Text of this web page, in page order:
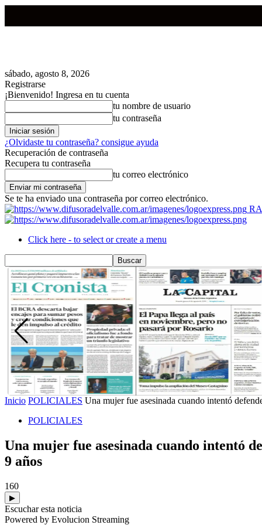
sábado, agosto 8, 2026
Registrarse
¡Bienvenido! Ingresa en tu cuenta
tu nombre de usuario
tu contraseña
¿Olvidaste tu contraseña? consigue ayuda
Recuperación de contraseña
Recupera tu contraseña
tu correo electrónico
Se te ha enviado una contraseña por correo electrónico.
Click here - to select or create a menu
Inicio POLICIALES Una mujer fue asesinada cuando intentó
POLICIALES
Una mujer fue asesinada cuando intentó
9 años
160
▶
Escuchar esta noticia
Powered by Evolucion Streaming